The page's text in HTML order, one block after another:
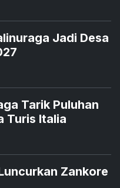
Jadi Desa
Tarik Puluhan
Turis Italia
Zankore